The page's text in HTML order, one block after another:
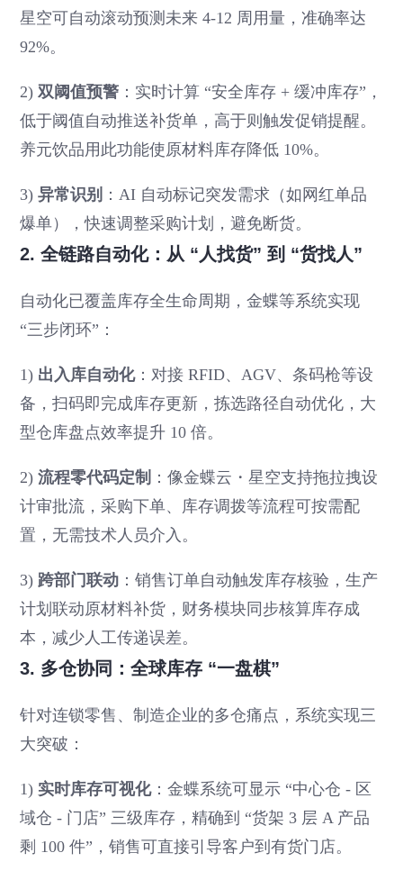
星空可自动滚动预测未来 4-12 周用量，准确率达
92%。
2)双阈值预警 ：实时计算 “安全库存 + 缓冲库存”，
低于阈值自动推送补货单，高于则触发促销提醒。
养元饮品用此功能使原材料库存降低 10%。
3)异常识别 ：AI 自动标记突发需求（如网红单品
爆单），快速调整采购计划，避免断货。
2. 全链路自动化：从 “人找货” 到 “货找人”
自动化已覆盖库存全生命周期，金蝶等系统实现
“三步闭环”：
1) 出入库自动化：对接 RFID、AGV、条码枪等设
备，扫码即完成库存更新，拣选路径自动优化，大
型仓库盘点效率提升 10 倍。
2)流程零代码定制 ：像金蝶云・星空支持拖拉拽设
计审批流，采购下单、库存调拨等流程可按需配
置，无需技术人员介入。
3) 跨部门联动 ：销售订单自动触发库存核验，生产
计划联动原材料补货，财务模块同步核算库存成
本，减少人工传递误差。
3. 多仓协同：全球库存 “一盘棋”
针对连锁零售、制造企业的多仓痛点，系统实现三
大突破：
1) 实时库存可视化：金蝶系统可显示 “中心仓 - 区
域仓 - 门店” 三级库存，精确到 “货架 3 层 A 产品
剩 100 件”，销售可直接引导客户到有货门店。